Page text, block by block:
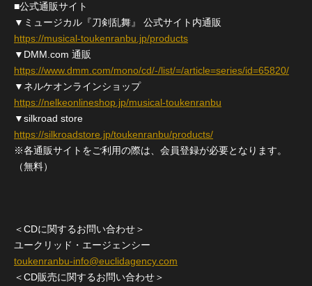
■公式通販サイト
▼ミュージカル『刀剣乱舞』 公式サイト内通販
https://musical-toukenranbu.jp/products
▼DMM.com 通販
https://www.dmm.com/mono/cd/-/list/=/article=series/id=65820/
▼ネルケオンラインショップ
https://nelkeonlineshop.jp/musical-toukenranbu
▼silkroad store
https://silkroadstore.jp/toukenranbu/products/
※各通販サイトをご利用の際は、会員登録が必要となります。
（無料）
＜CDに関するお問い合わせ＞
ユークリッド・エージェンシー
toukenranbu-info@euclidagency.com
＜CD販売に関するお問い合わせ＞